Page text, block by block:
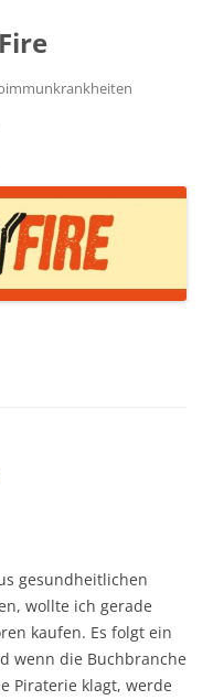
gesundheitlichen
wollte ich gerade
kaufen. Es folgt ein
wenn die Buchbranche
Piraterie klagt, werde